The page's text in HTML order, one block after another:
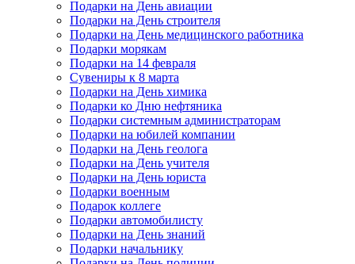
Подарки на День авиации
Подарки на День строителя
Подарки на День медицинского работника
Подарки морякам
Подарки на 14 февраля
Сувениры к 8 марта
Подарки на День химика
Подарки ко Дню нефтяника
Подарки системным администраторам
Подарки на юбилей компании
Подарки на День геолога
Подарки на День учителя
Подарки на День юриста
Подарки военным
Подарок коллеге
Подарки автомобилисту
Подарки на День знаний
Подарки начальнику